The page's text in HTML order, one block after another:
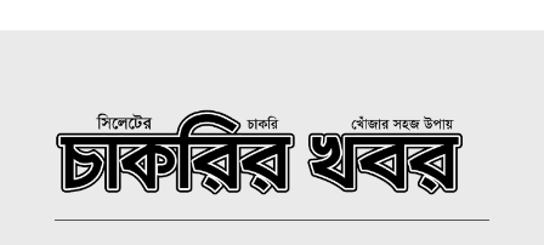
জাকিরের মৃত্যুদণ্ড
বাংলাদেশ চা বোর্ডে বড় নিয়োগ